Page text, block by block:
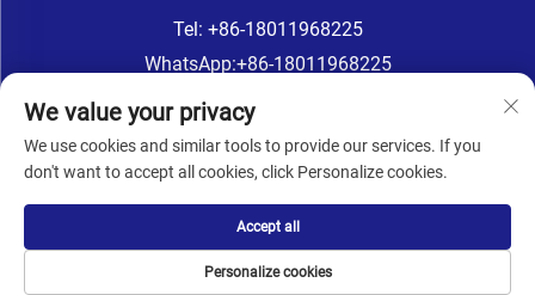
Tel: +86-18011968225
WhatsApp:+86-18011968225
E-mail:
Address: pokój 218, piętro 2, nr 183, TingYuan Road,
XinGangDong Road, dzielnica Haizhu, Kanton, prowincja
Wszelkie prawa zastrzeżone © Guangzhou Heda
We value your privacy
We use cookies and similar tools to provide our services. If you
don't want to accept all cookies, click Personalize cookies.
Personalize cookies
Accept all